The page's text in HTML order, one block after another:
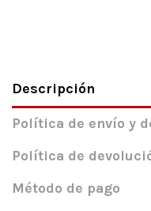
Descripción
Política de envío y
Política de
Método de pago